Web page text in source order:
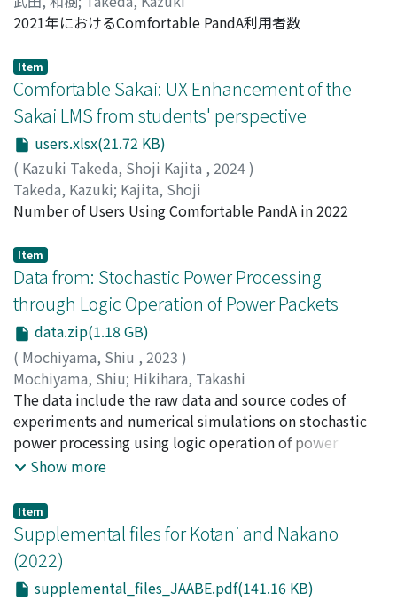
2021年におけるComfortable PandA利用者数
Item
Comfortable Sakai: UX Enhancement of the
Sakai LMS from students' perspective
users.xlsx(21.72 KB)
( Kazuki Takeda, Shoji Kajita , 2024)
Takeda, Kazuki; Kajita, Shoji
Number of Users Using Comfortable PandA in 2022
Item
Data from: Stochastic Power Processing
through Logic Operation of Power Packets
data.zip(1.18 GB)
( Mochiyama, Shiu , 2023 )
Mochiyama, Shiu; Hikihara, Takashi
The data include the raw data and source codes of
experiments and numerical simulations on stochastic
power processing using logic operation of power
packets.
Show more
Item
Supplemental files for Kotani and Nakano
(2022)
supplemental_files_JAABE.pdf(141.16 KB)